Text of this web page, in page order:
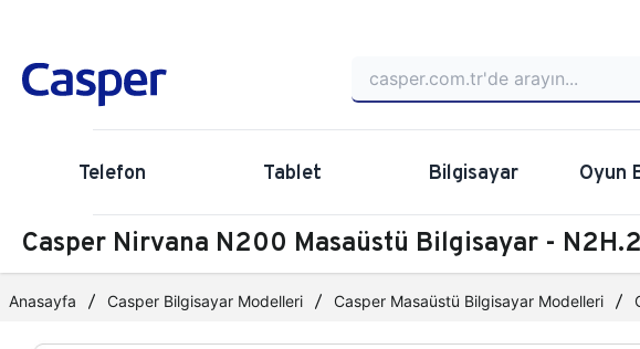
Telefon Tablet Bilgisayar Oyun
Casper Nirvana N200 Masaüstü Bilgisayar -
Anasayfa Casper Bilgisayar Modelleri Casper Masaüstü Bilgisayar Modelleri